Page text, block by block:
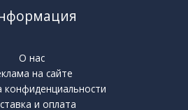
О нас
на сайте
конфиденциальности
и оплата